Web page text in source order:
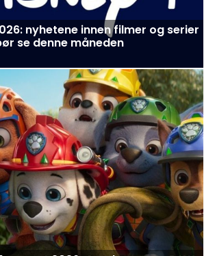
nyhetene innen filmer og serier
se denne måneden